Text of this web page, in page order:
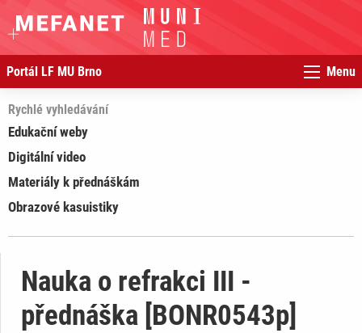
Portál LF MU Brno Menu
Rychlé vyhledávání
Edukační weby
Digitální video
Materiály k přednáškám
Obrazové kasuistiky
Nauka o refrakci III -
přednáška [BONR0543p]